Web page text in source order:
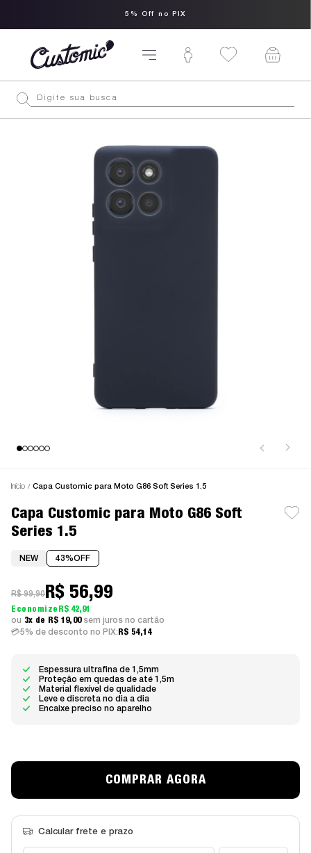
5% Off no PIX
Início Capa Customic para Moto G86 Soft Series 1.5
Capa Customic para Moto G86 Soft
Series 1.5
NEW 43%OFF
5% de desconto no PIX: R$ 54,14
R$ 99,90R$ 56,99
R$ 42,91
3x
R$ 19,00 sem juros
Espessura ultrafina de 1,5mm
Proteção em quedas de até 1,5m
Material flexível de qualidade
Leve e discreta no dia a dia
Encaixe preciso no aparelho